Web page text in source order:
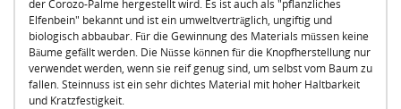
der Corozo-Palme hergestellt wird. Es ist auch als "pflanzliches
Elfenbein" bekannt und ist ein umweltverträglich, ungiftig und
biologisch abbaubar. Für die Gewinnung des Materials müssen keine
Bäume gefällt werden. Die Nüsse können für die Knopfherstellung nur
verwendet werden, wenn sie reif genug sind, um selbst vom Baum zu
fallen. Steinnuss ist ein sehr dichtes Material mit hoher Haltbarkeit
und Kratzfestigkeit.